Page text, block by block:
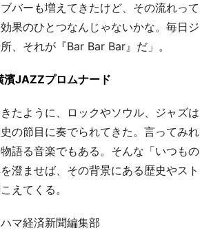
バーも増えてきたけど、その流れって
果のひとつなんじゃないかな。毎日ジ
、それが『Bar Bar Bar』だ」。
濱JAZZプロムナード
たように、ロックやソウル、ジャズは
の節目に奏でられてきた。言ってみれ
語る音楽でもある。そんな「いつもの
澄ませば、その背景にある歴史やスト
えてくる。
経済新聞編集部